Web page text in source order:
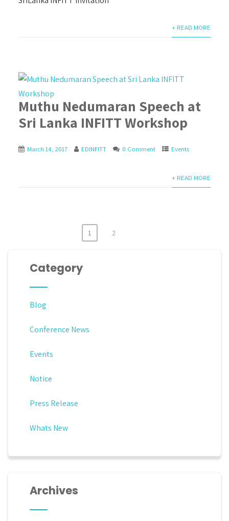
+ READ MORE
Muthu Nedumaran Speech at
Sri Lanka INFITT Workshop
March 14, 2017 EDINFITT 0 Comment Events
+ READ MORE
navigation
1 2
Category
Blog
Conference News
Events
Notice
Press Release
Whats New
Archives